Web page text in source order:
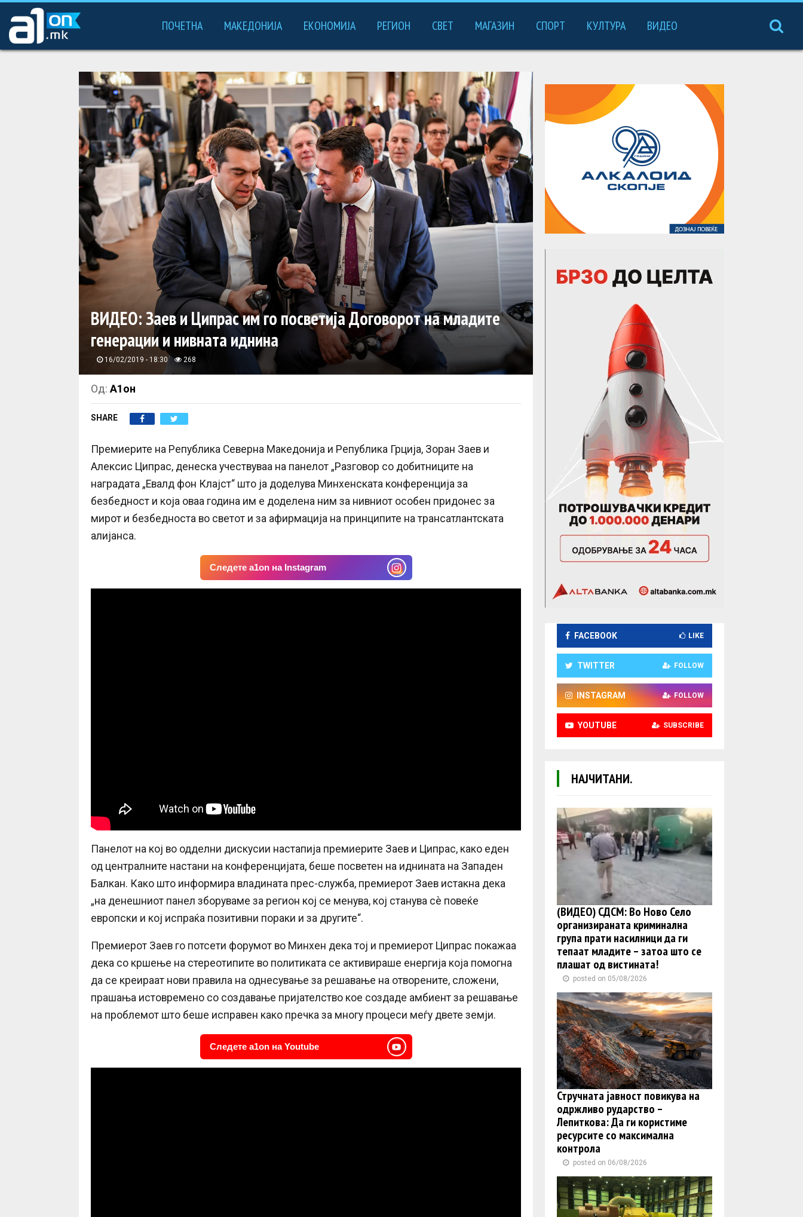
ПОЧЕТНА МАКЕДОНИЈА ЕКОНОМИЈА РЕГИОН СВЕТ МАГАЗИН СПОРТ КУЛТУРА ВИДЕО
ВИДЕО: Заев и Ципрас им го посветија Договорот на младите
генерации и нивната иднина
16/02/2019 - 18:30 268
Од: А1он
SHARE
Премиерите на Република Северна Македонија и Република Грција, Зоран Заев и
Алексис Ципрас, денеска учествуваа на панелот „Разговор со добитниците на
наградата „Евалд фон Клајст“ што ја доделува Минхенската конференција за
безбедност и која оваа година им е доделена ним за нивниот особен придонес за
мирот и безбедноста во светот и за афирмација на принципите на трансатлантската
алијанса.
Следете a1on на Instagram
Панелот на кој во одделни дискусии настапија премиерите Заев и Ципрас, како еден
од централните настани на конференцијата, беше посветен на иднината на Западен
Балкан. Како што информира владината прес-служба, премиерот Заев истакна дека
„на денешниот панел зборуваме за регион кој се менува, кој станува сѐ повеќе
европски и кој испраќа позитивни пораки и за другите“.
Премиерот Заев го потсети форумот во Минхен дека тој и премиерот Ципрас покажаа
дека со кршење на стереотипите во политиката се активираше енергија која помогна
да се креираат нови правила на однесување за решавање на отворените, сложени,
прашања истовремено со создавање пријателство кое создаде амбиент за решавање
на проблемот што беше исправен како пречка за многу процеси меѓу двете земји.
Следете a1on на Youtube
FACEBOOK LIKE
TWITTER FOLLOW
INSTAGRAM FOLLOW
YOUTUBE SUBSCRIBE
НАЈЧИТАНИ.
(ВИДЕО) СДСМ: Во Ново Село
организираната криминална
група прати насилници да ги
тепаат младите – затоа што се
плашат од вистината!
posted on 05/08/2026
Стручната јавност повикува на
одржливо рударство –
Лепиткова: Да ги користиме
ресурсите со максимална
контрола
posted on 06/08/2026